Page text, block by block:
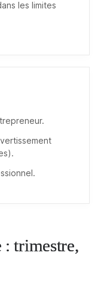
les limites
: trimestre,